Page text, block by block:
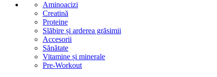
Aminoacizi
Creatină
Proteine
Slăbire și arderea grăsimii
Accesorii
Sănătate
Vitamine și minerale
Pre-Workout